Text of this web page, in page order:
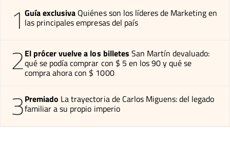
1 Guía exclusiva Quiénes son los líderes de Marketing en
las principales empresas del país
2El prócer vuelve a los billetes San Martín devaluado:
qué se podía comprar con $ 5 en los 90 y qué se
compra ahora con $ 1000
3Premiado La trayectoria de Carlos Miguens: del legado
familiar a su propio imperio